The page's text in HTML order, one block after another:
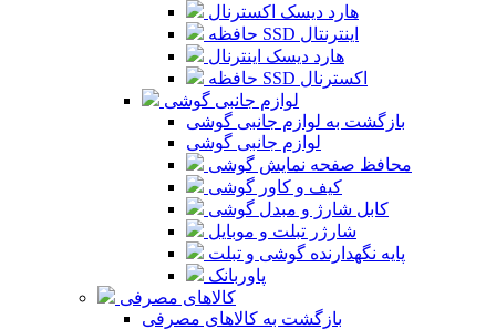
هارد دیسک اکسترنال
حافظه SSD اینترنتال
هارد دیسک اینترنال
حافظه SSD اکسترنال
لوازم جانبی گوشی
بازگشت به لوازم جانبی گوشی
لوازم جانبی گوشی
محافظ صفحه نمایش گوشی
کیف و کاور گوشی
کابل شارژ و مبدل گوشی
شارژر تبلت و موبایل
پایه نگهدارنده گوشی و تبلت
پاوربانک
کالاهای مصرفی
بازگشت به کالاهای مصرفی